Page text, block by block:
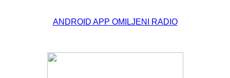
ANDROID APP OMILJENI RADIO